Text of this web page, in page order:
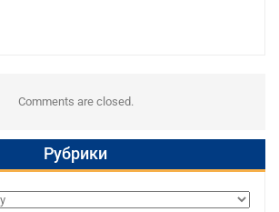
Comments are closed.
Рубрики